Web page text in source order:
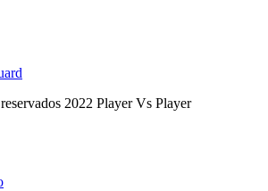
2022 Player Vs Player